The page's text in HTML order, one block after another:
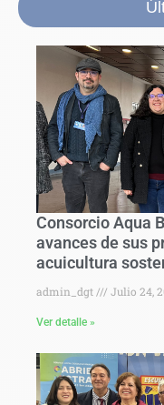
Consorcio Aqua
avances de sus
acuicultura
admin_dgt Julio 24,
Ver detalle »